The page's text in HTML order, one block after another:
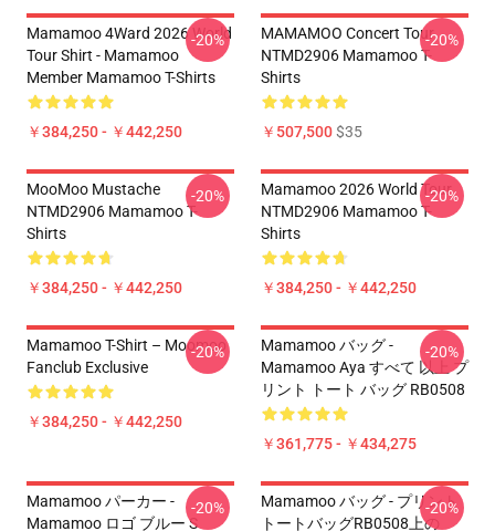
Mamamoo 4Ward 2026 World
Tour Shirt - Mamamoo
Member Mamamoo T-Shirts
￥384,250 - ￥442,250
-20%
MAMAMOO Concert Tour
NTMD2906 Mamamoo T-
Shirts
￥507,500$35
-20%
MooMoo Mustache
NTMD2906 Mamamoo T-
Shirts
￥384,250 - ￥442,250
-20%
Mamamoo 2026 World Tour
NTMD2906 Mamamoo T-
Shirts
￥384,250 - ￥442,250
-20%
Mamamoo T-Shirt – Moomoo
Fanclub Exclusive
￥384,250 - ￥442,250
-20%
Mamamoo バッグ -
Mamamoo Aya すべて 以上 プ
リント トート バッグ RB0508
￥361,775 - ￥434,275
-20%
Mamamoo パーカー -
Mamamoo ロゴ ブルー S
-20%
Mamamoo バッグ - プリント
トートバッグRB0508上の
-20%